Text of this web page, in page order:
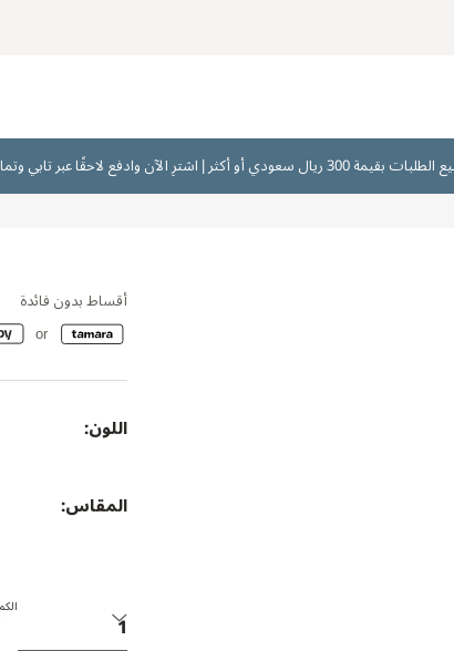
أقساط بدون فائدة
اللون:
المقاس: